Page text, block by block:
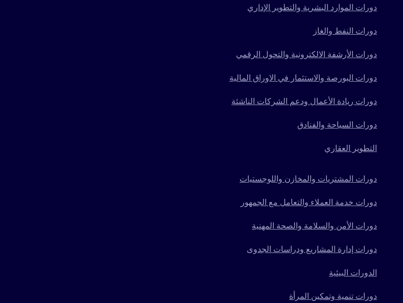
دورات الموارد البشرية والتطوير الإداري
دورات النفط والغاز
دورات الأرشفة الالكترونية والتحول الرقمي
دورات البورصة والاستثمار في الاوراق المالية
دورات ريادة الأعمال ودعم الشركات الناشئة
دورات السياحة والفنادق
التطوير العقاري
دورات المشتريات والمخازن واللوجستيات
دورات خدمة العملاء والتعامل مع الجمهور
دورات الأمن والسلامة والصحة المهنية
دورات إدارة المشاريع ودراسات الجدوى
الدورات البيئية
دورات تنمية وتمكين المرأة